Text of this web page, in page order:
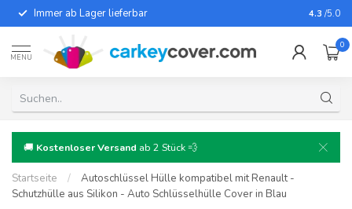
Immer ab Lager lieferbar Für fast
4.3 /5.0
MENU
0
🚚 Kostenloser Versand ab 2 Stück 💨
Startseite /
Autoschlüssel Hülle kompatibel mit Renault -
Schutzhülle aus Silikon - Auto Schlüsselhülle Cover in Blau